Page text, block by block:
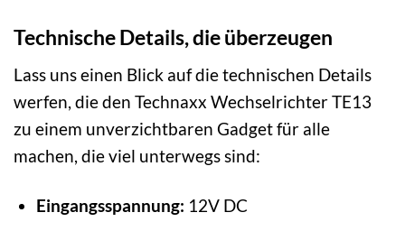
Technische Details, die überzeugen
Lass uns einen Blick auf die technischen Details
werfen, die den Technaxx Wechselrichter TE13
zu einem unverzichtbaren Gadget für alle
machen, die viel unterwegs sind:
Eingangsspannung: 12V DC